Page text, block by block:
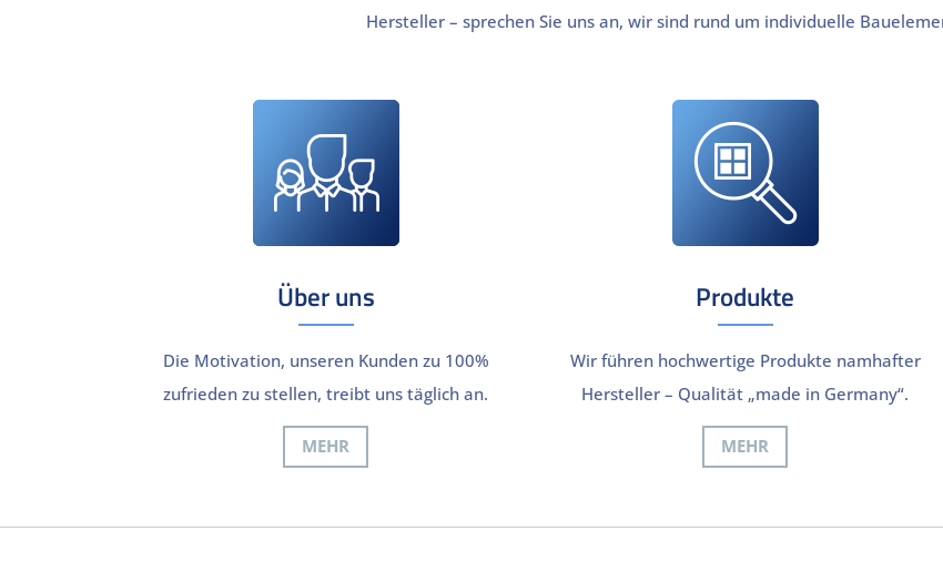
Hersteller – sprechen Sie uns an, wir sind rund um individuelle
Über uns
Die Motivation, unseren Kunden zu 100%
zufrieden zu stellen, treibt uns täglich an.
MEHR
Produkte
Wir führen hochwertige Produkte namhafter
Hersteller – Qualität „made in Germany“.
MEHR